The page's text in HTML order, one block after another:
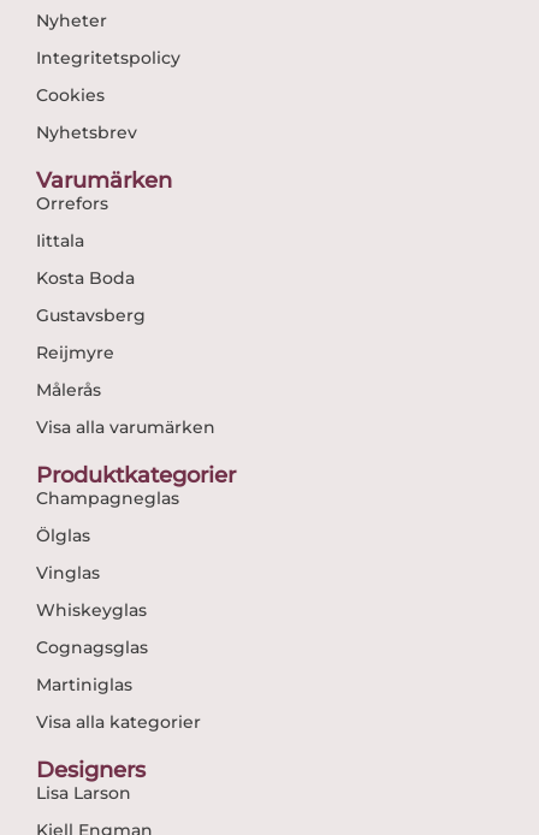
Nyheter
Integritetspolicy
Cookies
Nyhetsbrev
Varumärken
Orrefors
Iittala
Kosta Boda
Gustavsberg
Reijmyre
Målerås
Visa alla varumärken
Produktkategorier
Champagneglas
Ölglas
Vinglas
Whiskeyglas
Cognagsglas
Martiniglas
Visa alla kategorier
Designers
Lisa Larson
Kjell Engman